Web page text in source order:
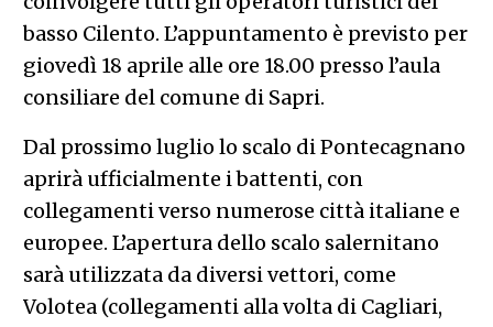
basso Cilento. L’appuntamento è previsto per
giovedì 18 aprile alle ore 18.00 presso l’aula
consiliare del comune di Sapri.
Dal prossimo luglio lo scalo di Pontecagnano
aprirà ufficialmente i battenti, con
collegamenti verso numerose città italiane e
europee. L’apertura dello scalo salernitano
sarà utilizzata da diversi vettori, come
Volotea (collegamenti alla volta di Cagliari,